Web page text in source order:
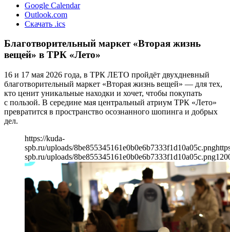
Google Calendar
Outlook.com
Скачать .ics
Благотворительный маркет «Вторая жизнь
вещей» в ТРК «Лето»
16 и 17 мая 2026 года, в ТРК ЛЕТО пройдёт двухдневный
благотворительный маркет «Вторая жизнь вещей» — для тех,
кто ценит уникальные находки и хочет, чтобы покупать
с пользой. В середине мая центральный атриум ТРК «Лето»
превратится в пространство осознанного шопинга и добрых
дел.
https://kuda-
spb.ru/uploads/8be855345161e0b0e6b7333f1d10a05c.png
spb.ru/uploads/8be855345161e0b0e6b7333f1d10a05c.png